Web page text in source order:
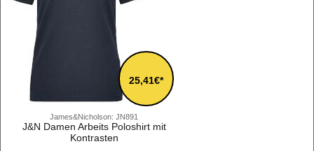
James&Nicholson: JN891
25,41€*
J&N Damen Arbeits Poloshirt mit
Kontrasten